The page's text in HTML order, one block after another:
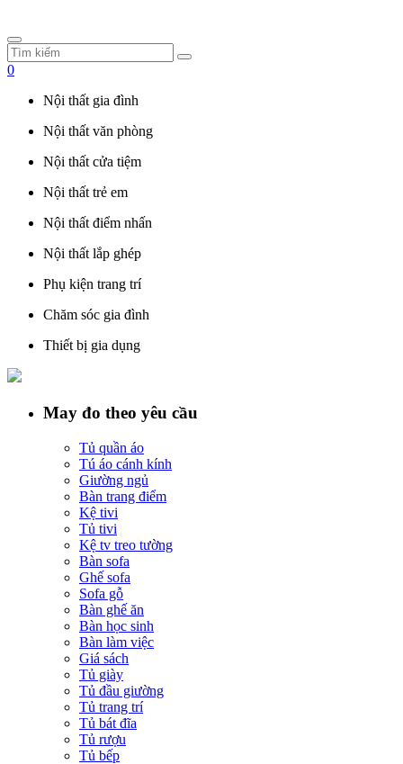
0
Nội thất gia đình
Nội thất văn phòng
Nội thất cửa tiệm
Nội thất trẻ em
Nội thất điểm nhấn
Nội thất lắp ghép
Phụ kiện trang trí
Chăm sóc gia đình
Thiết bị gia dụng
May đo theo yêu cầu
Tủ quần áo
Tú áo cánh kính
Giường ngủ
Bàn trang điểm
Kệ tivi
Tủ tivi
Kệ tv treo tường
Bàn sofa
Ghế sofa
Sofa gỗ
Bàn ghế ăn
Bàn học sinh
Bàn làm việc
Giá sách
Tủ giày
Tủ đầu giường
Tủ trang trí
Tủ bát đĩa
Tủ rượu
Tủ bếp